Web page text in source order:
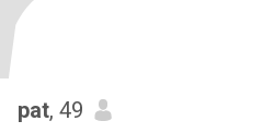
pat, 49